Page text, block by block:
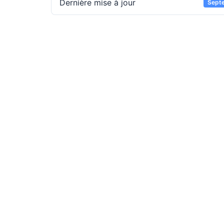
Dernière mise à jour